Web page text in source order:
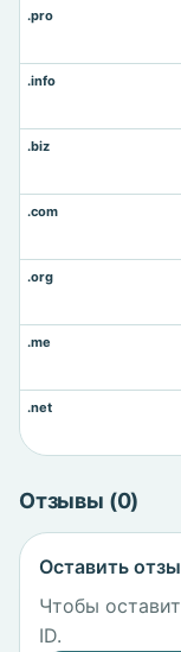
.pro
.info
.biz
.com
.org
.me
.net
Отзывы (0)
Оставить
Чтобы
ID.